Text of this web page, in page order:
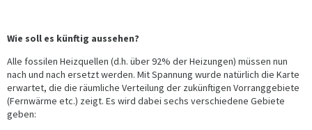
Wie soll es künftig aussehen?
Alle fossilen Heizquellen (d.h. über 92% der Heizungen) müssen nun
nach und nach ersetzt werden. Mit Spannung wurde natürlich die Karte
erwartet, die die räumliche Verteilung der zukünftigen Vorranggebiete
(Fernwärme etc.) zeigt. Es wird dabei sechs verschiedene Gebiete
geben: